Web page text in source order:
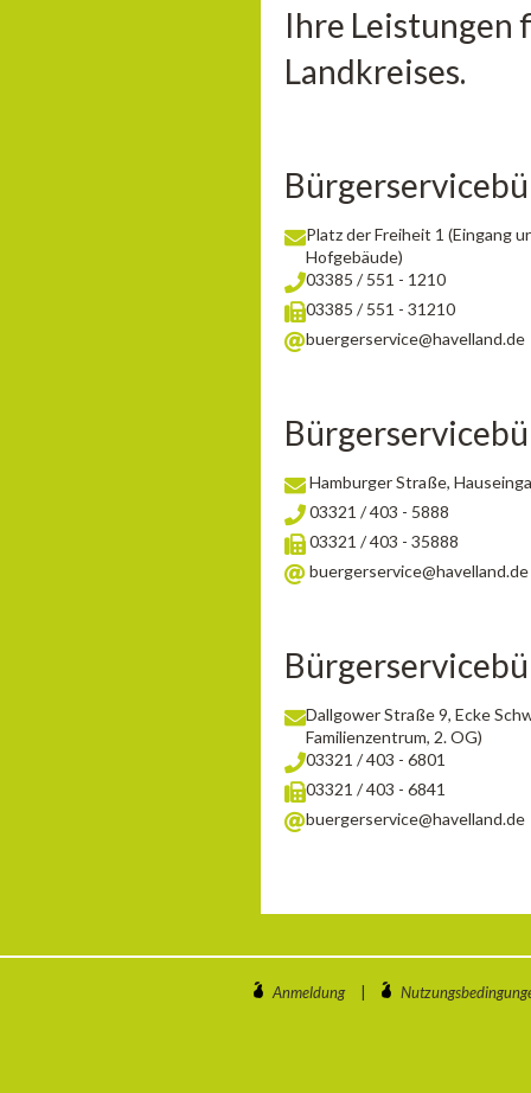
Ihre Leistungen
Landkreises.
Platz der Freiheit 1 (Eingang
Hofgebäude)
03385 / 551 - 1210
03385 / 551 - 31210
buergerservice@havelland.de
Hamburger Straße,
03321 / 403 - 5888
03321 / 403 - 35888
buergerservice@havelland.de
Dallgower Straße 9, Ecke
Familienzentrum, 2. OG)
03321 / 403 - 6801
03321 / 403 - 6841
buergerservice@havelland.de
Anmeldung